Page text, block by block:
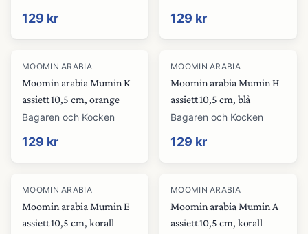
129 kr 129 kr
MOOMIN ARABIA
Moomin arabia Mumin K
assiett 10,5 cm, orange
Bagaren och Kocken
129 kr
MOOMIN ARABIA
Moomin arabia Mumin H
assiett 10,5 cm, blå
Bagaren och Kocken
129 kr
MOOMIN ARABIA
Moomin arabia Mumin E
assiett 10,5 cm, korall
MOOMIN ARABIA
Moomin arabia Mumin A
assiett 10,5 cm, korall